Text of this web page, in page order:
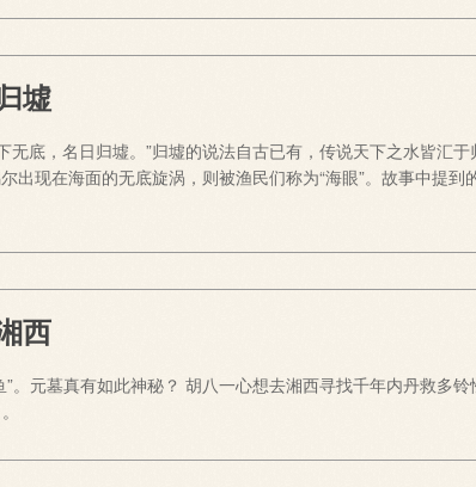
墟
底，名日归墟。”归墟的说法自古已有，传说天下之水皆汇
现在海面的无底旋涡，则被渔民们称为“海眼”。故事中提到
西
元墓真有如此神秘？ 胡八一心想去湘西寻找千年内丹救多